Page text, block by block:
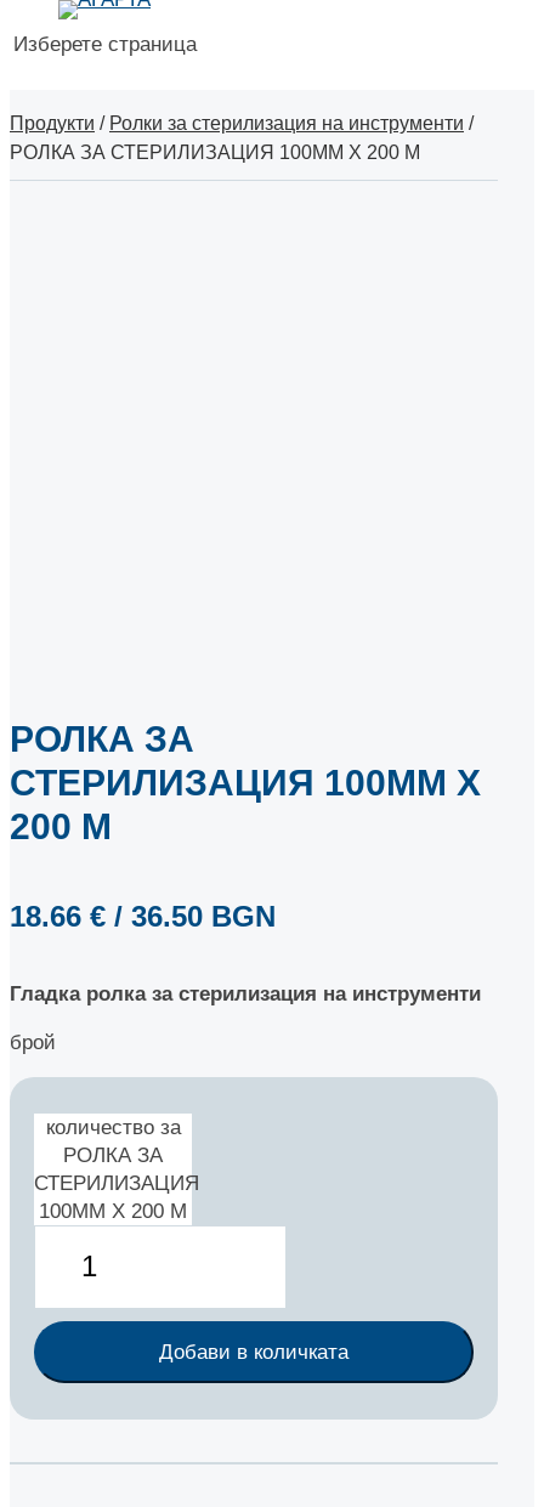
Изберете страница
Продукти / Ролки за стерилизация на инструменти /
РОЛКА ЗА СТЕРИЛИЗАЦИЯ 100ММ Х 200 М
РОЛКА ЗА
СТЕРИЛИЗАЦИЯ 100ММ Х
200 М
18.66 € / 36.50 BGN
Гладка ролка за стерилизация на инструменти
брой
количество за
РОЛКА ЗА
СТЕРИЛИЗАЦИЯ
100ММ Х 200 М
Добави в количката